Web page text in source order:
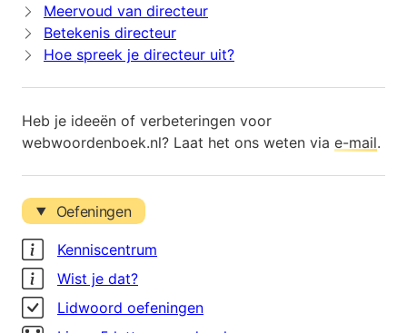
Meervoud van directeur
Betekenis directeur
Hoe spreek je directeur uit?
Heb je ideeën of verbeteringen voor
webwoordenboek.nl? Laat het ons weten via e-mail.
Oefeningen
Kenniscentrum
Wist je dat?
Lidwoord oefeningen